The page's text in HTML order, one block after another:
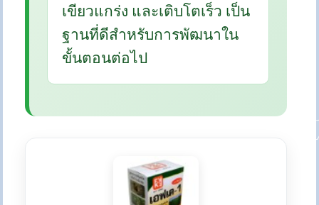
เขียวแกร่ง และเติบโตเร็ว เป็น
ฐานที่ดีสำหรับการพัฒนาใน
ขั้นตอนต่อไป